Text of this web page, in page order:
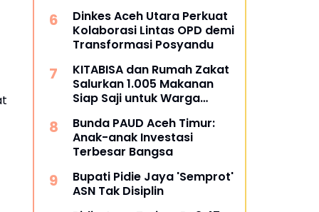
Dinkes Aceh Utara Perkuat
Kolaborasi Lintas OPD demi
Transformasi Posyandu
KITABISA dan Rumah Zakat
Salurkan 1.005 Makanan
Siap Saji untuk Warga
Bunda PAUD Aceh Timur:
Anak-anak Investasi
Terbesar Bangsa
Bupati Pidie Jaya 'Semprot'
ASN Tak Disiplin